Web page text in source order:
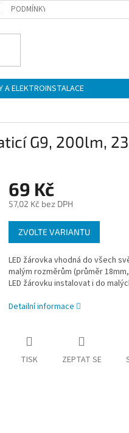
PODMÍNKY OCHRANY OSOBNÍCH
A ELEKTROINSTALACE
G9, 200lm,
69 Kč
57,02 Kč bez DPH
Měrná
cena:
ZVOLTE VARIANTU
LED žárovka vhodná do všech
malým rozměrům (průměr
LED žárovku instalovat i do
Detailní informace
TISK ZEPTAT SE